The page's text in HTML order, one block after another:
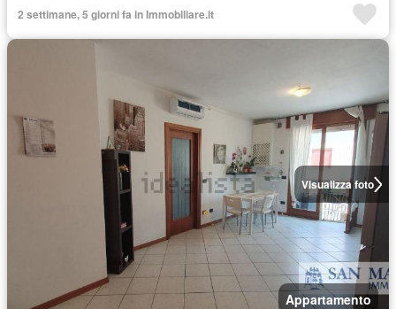
2 settimane, 5 giorni fa in Immobiliare.it
Visualizza foto
Appartamento